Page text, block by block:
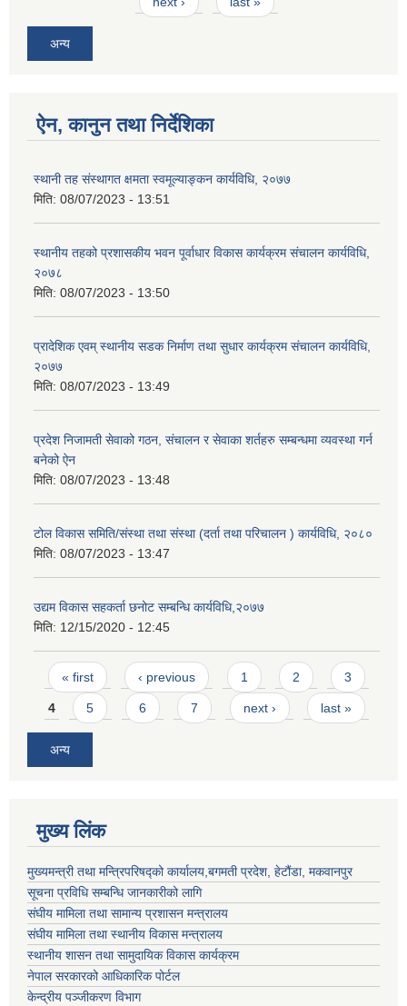
अन्य
ऐन, कानुन तथा निर्देशिका
स्थानी तह संस्थागत क्षमता स्वमूल्याङ्कन कार्यविधि, २०७७
मिति: 08/07/2023 - 13:51
स्थानीय तहको प्रशासकीय भवन पूर्वाधार विकास कार्यक्रम संचालन कार्यविधि,
२०७८
मिति: 08/07/2023 - 13:50
प्रादेशिक एवम् स्थानीय सडक निर्माण तथा सुधार कार्यक्रम संचालन कार्यविधि,
२०७७
मिति: 08/07/2023 - 13:49
प्रदेश निजामती सेवाको गठन, संचालन र सेवाका शर्तहरु सम्बन्धमा व्यवस्था गर्न
बनेको ऐन
मिति: 08/07/2023 - 13:48
टोल विकास समिति/संस्था तथा संस्था (दर्ता तथा परिचालन ) कार्यविधि, २०८०
मिति: 08/07/2023 - 13:47
उद्यम विकास सहकर्ता छनोट सम्बन्धि कार्यविधि,२०७७
मिति: 12/15/2020 - 12:45
Pages
« first ‹ previous 1 2 3
4 5 6 7 next › last »
अन्य
मुख्य लिंक
मुख्यमन्त्री तथा मन्त्रिपरिषद्को कार्यालय,बगमती प्रदेश, हेटौंडा, मकवानपुर
सूचना प्रविधि सम्बन्धि जानकारीको लागि
संघीय मामिला तथा सामान्य प्रशासन मन्त्रालय
संघीय मामिला तथा स्थानीय विकास मन्त्रालय
स्थानीय शासन तथा सामुदायिक विकास कार्यक्रम
नेपाल सरकारको आधिकारिक पोर्टल
केन्द्रीय पञ्जीकरण विभाग